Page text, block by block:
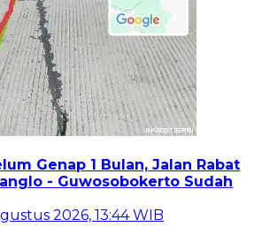
Genap 1 Bulan, Jalan Rabat
- Guwosobokerto Sudah
2026, 13:44 WIB